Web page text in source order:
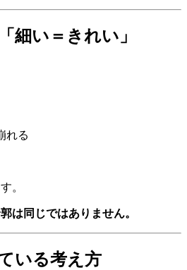
細い＝きれい」
れる
。
は同じではありません。
いる考え方